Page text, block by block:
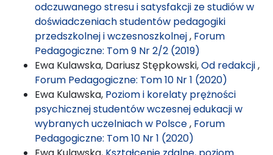
odczuwanego stresu i satysfakcji ze studiów w
doświadczeniach studentów pedagogiki
przedszkolnej i wczesnoszkolnej, Forum
Pedagogiczne: Tom 9 Nr 2/2 (2019)
Ewa Kulawska, Dariusz Stępkowski,Od redakcji,
Forum Pedagogiczne: Tom 10 Nr 1 (2020)
Ewa Kulawska, Poziom i korelaty prężności
psychicznej studentów wczesnej edukacji w
wybranych uczelniach w Polsce, Forum
Pedagogiczne: Tom 10 Nr 1 (2020)